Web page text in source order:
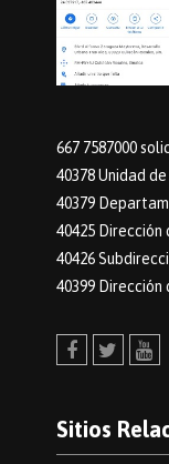
667 7587000
40378 Unidad
40379
40425
40426
40399 Dirección
Sitios